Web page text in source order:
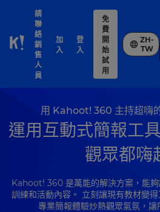
Skip to Page content
請
聯
絡
銷
售
人
員
加
入
登
入
免
費
開
始
試
用
ZH-
TW
用 Kahoot! 360 主持超嗨
運用互動式簡報工
觀眾都嗨
Kahoot! 360 是萬能的解決方案，能夠
訓練和活動內容。 立刻讓現有教材變
專業簡報體驗炒熱觀眾氣氛，讓